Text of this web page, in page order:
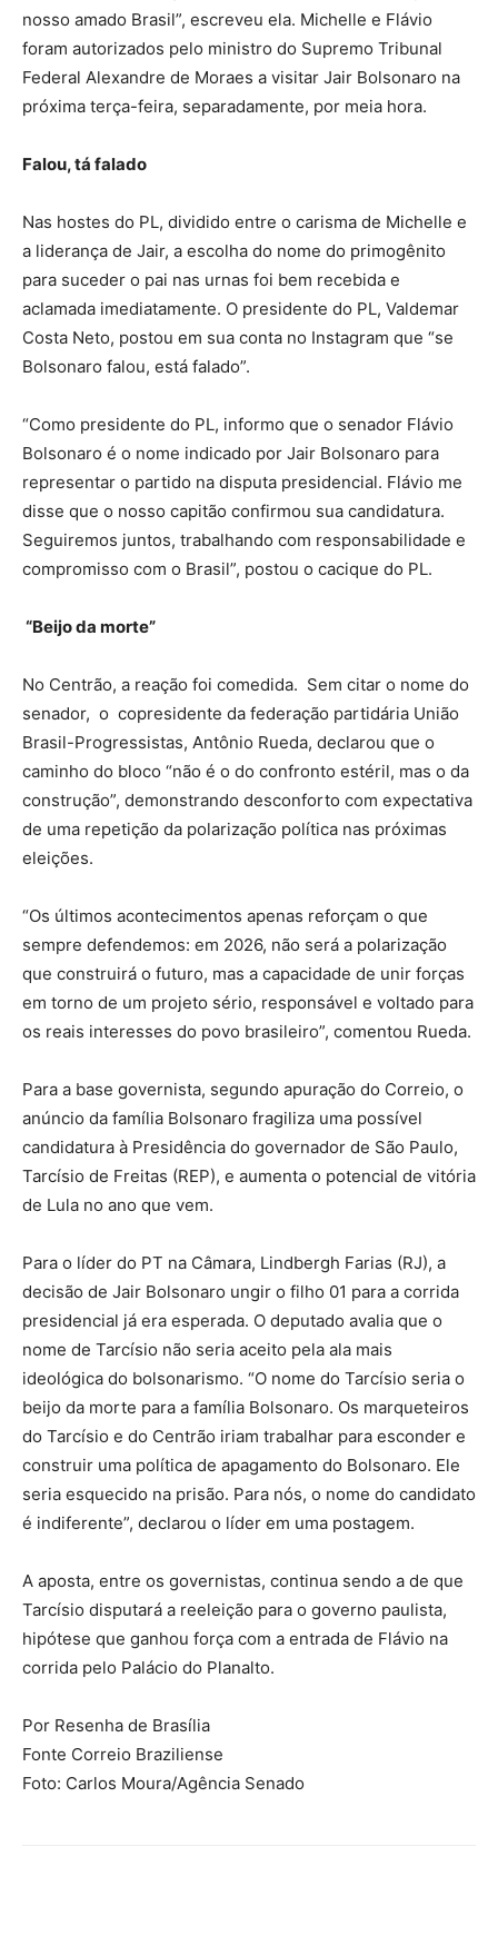
nosso amado Brasil”, escreveu ela. Michelle e Flávio
foram autorizados pelo ministro do Supremo Tribunal
Federal Alexandre de Moraes a visitar Jair Bolsonaro na
próxima terça-feira, separadamente, por meia hora.
Falou, tá falado
Nas hostes do PL, dividido entre o carisma de Michelle e
a liderança de Jair, a escolha do nome do primogênito
para suceder o pai nas urnas foi bem recebida e
aclamada imediatamente. O presidente do PL, Valdemar
Costa Neto, postou em sua conta no Instagram que “se
Bolsonaro falou, está falado”.
“Como presidente do PL, informo que o senador Flávio
Bolsonaro é o nome indicado por Jair Bolsonaro para
representar o partido na disputa presidencial. Flávio me
disse que o nosso capitão confirmou sua candidatura.
Seguiremos juntos, trabalhando com responsabilidade e
compromisso com o Brasil”, postou o cacique do PL.
“Beijo da morte”
No Centrão, a reação foi comedida. Sem citar o nome do
senador, o copresidente da federação partidária União
Brasil-Progressistas, Antônio Rueda, declarou que o
caminho do bloco “não é o do confronto estéril, mas o da
construção”, demonstrando desconforto com expectativa
de uma repetição da polarização política nas próximas
eleições.
“Os últimos acontecimentos apenas reforçam o que
sempre defendemos: em 2026, não será a polarização
que construirá o futuro, mas a capacidade de unir forças
em torno de um projeto sério, responsável e voltado para
os reais interesses do povo brasileiro”, comentou Rueda.
Para a base governista, segundo apuração do Correio, o
anúncio da família Bolsonaro fragiliza uma possível
candidatura à Presidência do governador de São Paulo,
Tarcísio de Freitas (REP), e aumenta o potencial de vitória
de Lula no ano que vem.
Para o líder do PT na Câmara, Lindbergh Farias (RJ), a
decisão de Jair Bolsonaro ungir o filho 01 para a corrida
presidencial já era esperada. O deputado avalia que o
nome de Tarcísio não seria aceito pela ala mais
ideológica do bolsonarismo. “O nome do Tarcísio seria o
beijo da morte para a família Bolsonaro. Os marqueteiros
do Tarcísio e do Centrão iriam trabalhar para esconder e
construir uma política de apagamento do Bolsonaro. Ele
seria esquecido na prisão. Para nós, o nome do candidato
é indiferente”, declarou o líder em uma postagem.
A aposta, entre os governistas, continua sendo a de que
Tarcísio disputará a reeleição para o governo paulista,
hipótese que ganhou força com a entrada de Flávio na
corrida pelo Palácio do Planalto.
Por Resenha de Brasília
Fonte Correio Braziliense
Foto: Carlos Moura/Agência Senado